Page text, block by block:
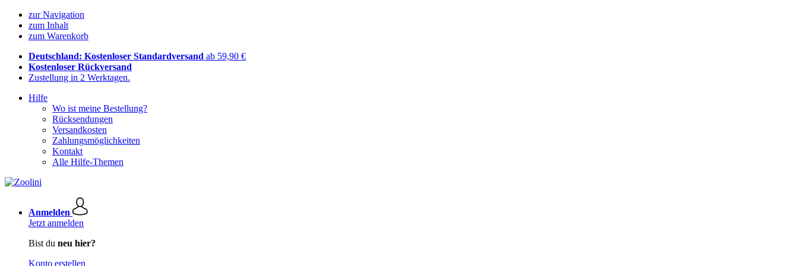
zur Navigation
zum Inhalt
zum Warenkorb
Deutschland: Kostenloser Standardversand ab 59,90 €
Kostenloser Rückversand
Zustellung in 2 Werktagen.
Hilfe
Wo ist meine Bestellung?
Rücksendungen
Versandkosten
Zahlungsmöglichkeiten
Kontakt
Alle Hilfe-Themen
Anmelden
Jetzt anmelden
Bist du neu hier?
Konto erstellen